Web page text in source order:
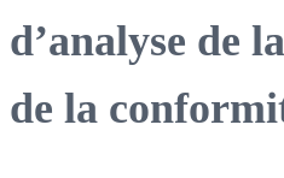
d’analyse de
de la